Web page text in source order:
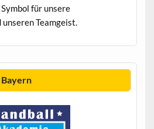
für unsere
Teamgeist.